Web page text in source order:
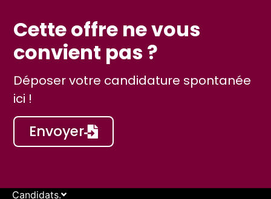
Cette offre ne vous
convient pas ?
Déposer votre candidature spontanée
ici !
Envoyer
Candidats.